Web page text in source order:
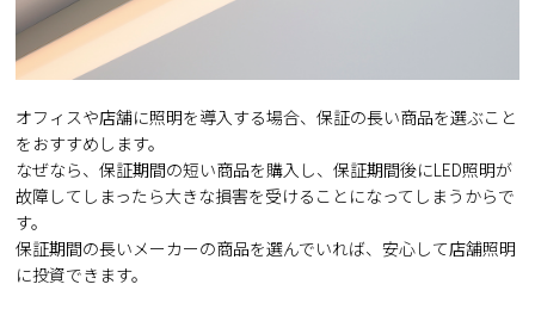
オフィスや店舗に照明を導入する場合、保証の長い商品を選ぶこと
をおすすめします。
なぜなら、保証期間の短い商品を購入し、保証期間後にLED照明が
故障してしまったら大きな損害を受けることになってしまうからで
す。
保証期間の長いメーカーの商品を選んでいれば、安心して店舗照明
に投資できます。